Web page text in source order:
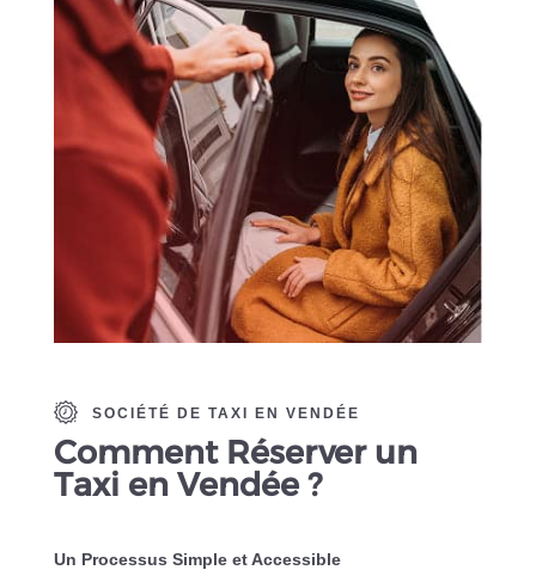
SOCIÉTÉ DE TAXI EN VENDÉE
Comment Réserver un
Taxi en Vendée ?
Un Processus Simple et Accessible